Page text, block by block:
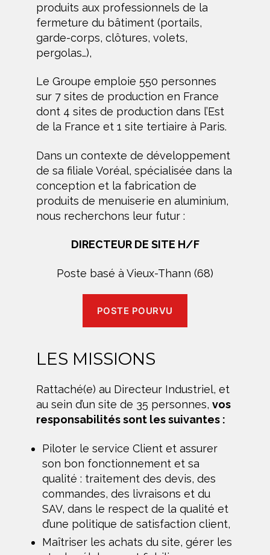
produits aux professionnels de la
fermeture du bâtiment (portails,
garde-corps, clôtures, volets,
pergolas…),
Le Groupe emploie 550 personnes
sur 7 sites de production en France
dont 4 sites de production dans l’Est
de la France et 1 site tertiaire à Paris.
Dans un contexte de développement
de sa filiale Voréal, spécialisée dans la
conception et la fabrication de
produits de menuiserie en aluminium,
nous recherchons leur futur :
DIRECTEUR DE SITE H/F
Poste basé à Vieux-Thann (68)
POSTE POURVU
LES MISSIONS
Rattaché(e) au Directeur Industriel, et
au sein d’un site de 35 personnes, vos
responsabilités sont les suivantes :
Piloter le service Client et assurer
son bon fonctionnement et sa
qualité : traitement des devis, des
commandes, des livraisons et du
SAV, dans le respect de la qualité et
d’une politique de satisfaction client,
Maîtriser les achats du site, gérer les